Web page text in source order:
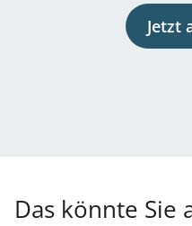
Jetzt
Das könnte Sie